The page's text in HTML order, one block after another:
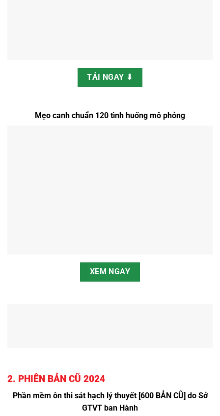
TẢI NGAY ⬇
Mẹo canh chuẩn 120 tình huống mô phỏng
XEM NGAY
2. PHIÊN BẢN CŨ 2024
Phần mềm ôn thi sát hạch lý thuyết [600 BẢN CŨ] do Sở
GTVT ban Hành